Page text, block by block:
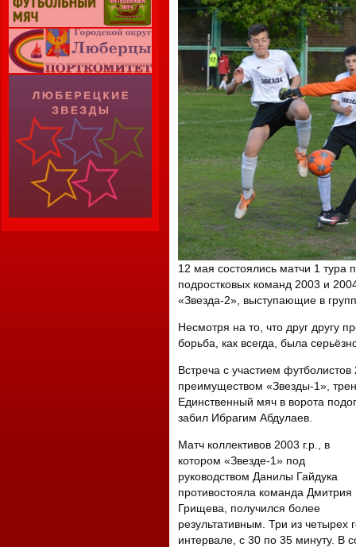
12 мая состоялись матчи 1 тура
подростковых команд 2003 и
«Звезда-2», выступающие в
Несмотря на то, что друг другу
борьба, как всегда, была
Встреча с участием
преимуществом «Звезды-1»,
Единственный мяч в ворота
забил Ибрагим Абдулаев.
Матч коллективов 2003 г.р., в
котором «Звезде-1» под
руководством Данилы Гайдука
противостояла команда Дмитрия
Грищева, получился более
результативным. Три из
интервале, с 30 по 35 минуту. В